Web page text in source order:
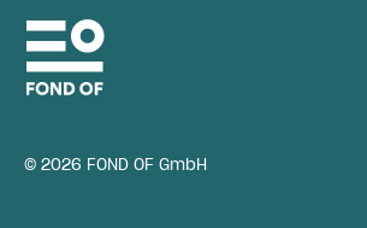
© 2026 FOND OF GmbH